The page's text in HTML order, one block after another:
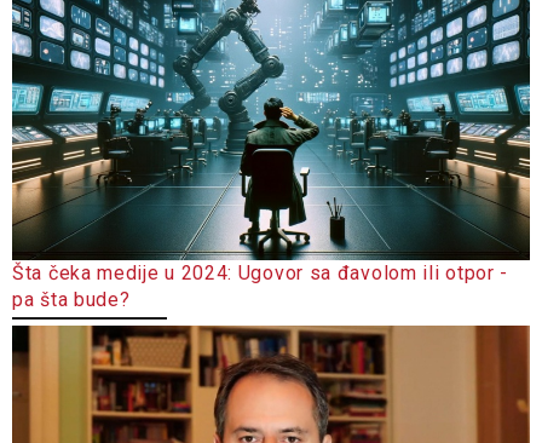
Šta čeka medije u 2024: Ugovor sa đavolom ili otpor -
pa šta bude?